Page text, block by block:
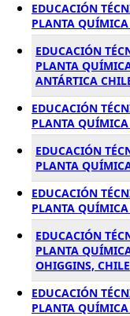
EDUCACIÓN
PLANTA QUÍMICA
EDUCACIÓN
PLANTA
ANTÁRTICA
EDUCACIÓN
PLANTA QUÍMICA
EDUCACIÓN
PLANTA
EDUCACIÓN
PLANTA
EDUCACIÓN
PLANTA
OHIGGINS, CHILE
EDUCACIÓN
PLANTA